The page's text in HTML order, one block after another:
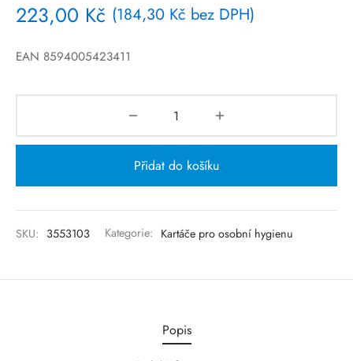
223,00 Kč (184,30 Kč bez DPH)
EAN 8594005423411
Přidat do košíku
SKU: 3553103 Kategorie: Kartáče pro osobní hygienu
Popis